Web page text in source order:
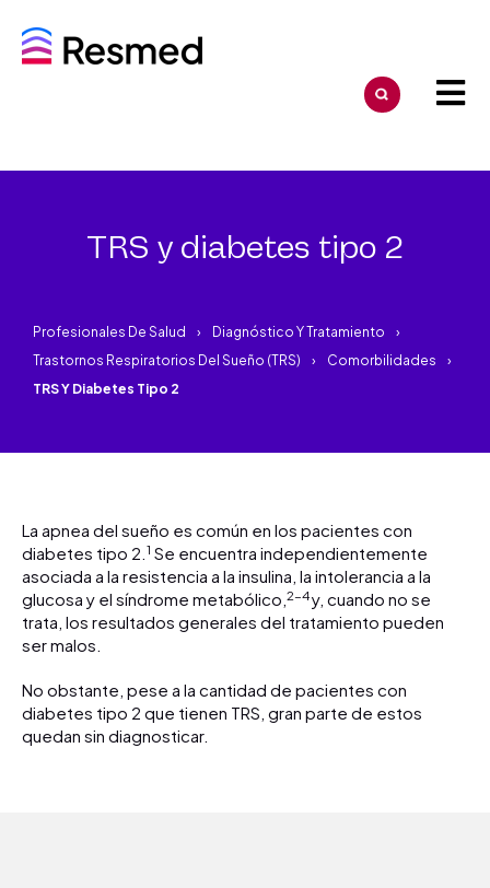
TRS y diabetes tipo 2
Profesionales De Salud
Diagnóstico Y Tratamiento
Trastornos Respiratorios Del Sueño (TRS)
Comorbilidades
TRS Y Diabetes Tipo 2
La apnea del sueño es común en los pacientes con
diabetes tipo 2.1 Se encuentra independientemente
asociada a la resistencia a la insulina, la intolerancia a la
glucosa y el síndrome metabólico,2-4y, cuando no se
trata, los resultados generales del tratamiento pueden
ser malos.
No obstante, pese a la cantidad de pacientes con
diabetes tipo 2 que tienen TRS, gran parte de estos
quedan sin diagnosticar.